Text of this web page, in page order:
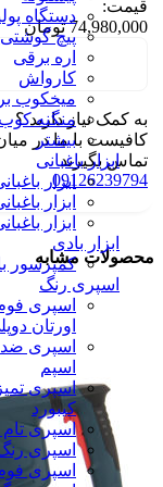
دستگاه
پیچ
اره برقی
کارواش
میخکوب
منگنه
بیشتر
ابزار باغبانی
ابزار
ابزار
ابزار
ابزار بادی
کمپرسور
اسپری رنگ
اسپری
اورتان
اسپری
اسپم
اسپری
کیبورد
اسپری
اسپری
اسپری
قیمت:
74,980,000 تومان
به کمک نیاز دارید ؟
کافیست با ما در
تماس بگیرید
09126239794
محصولات مشابه